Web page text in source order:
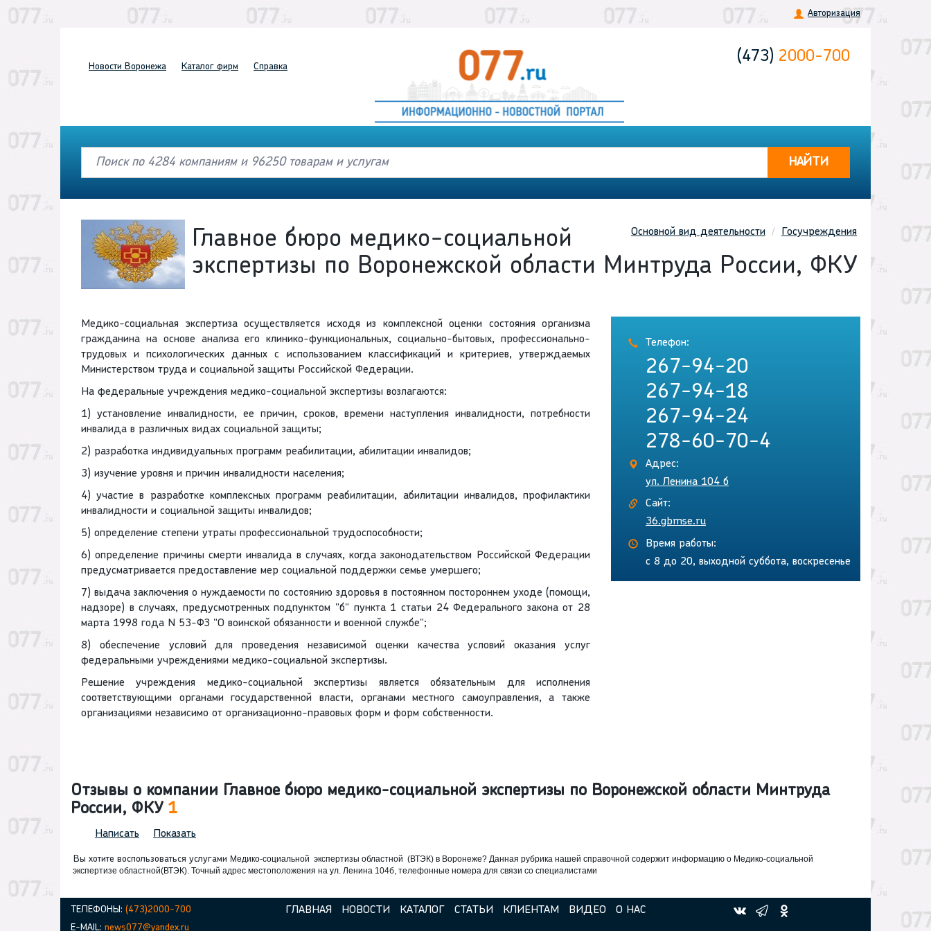
Авторизация
Новости Воронежа Каталог фирм Справка
(473) 2000-700
НАЙТИ
Основной вид деятельности Госучреждения
Главное бюро медико-социальной
экспертизы по Воронежской области Минтруда России, ФКУ
Медико-социальная экспертиза осуществляется исходя из комплексной оценки состояния организма
гражданина на основе анализа его клинико-функциональных, социально-бытовых, профессионально-
трудовых и психологических данных с использованием классификаций и критериев, утверждаемых
Министерством труда и социальной защиты Российской Федерации.
На федеральные учреждения медико-социальной экспертизы возлагаются:
1) установление инвалидности, ее причин, сроков, времени наступления инвалидности, потребности
инвалида в различных видах социальной защиты;
2) разработка индивидуальных программ реабилитации, абилитации инвалидов;
3) изучение уровня и причин инвалидности населения;
4) участие в разработке комплексных программ реабилитации, абилитации инвалидов, профилактики
инвалидности и социальной защиты инвалидов;
5) определение степени утраты профессиональной трудоспособности;
6) определение причины смерти инвалида в случаях, когда законодательством Российской Федерации
предусматривается предоставление мер социальной поддержки семье умершего;
7) выдача заключения о нуждаемости по состоянию здоровья в постоянном постороннем уходе (помощи,
надзоре) в случаях, предусмотренных подпунктом "б" пункта 1 статьи 24 Федерального закона от 28
марта 1998 года N 53-ФЗ "О воинской обязанности и военной службе";
8) обеспечение условий для проведения независимой оценки качества условий оказания услуг
федеральными учреждениями медико-социальной экспертизы.
Решение учреждения медико-социальной экспертизы является обязательным для исполнения
соответствующими органами государственной власти, органами местного самоуправления, а также
организациями независимо от организационно-правовых форм и форм собственности.
Телефон:
267-94-20
267-94-18
267-94-24
278-60-70-4
Адрес:
ул. Ленина 104 б
Сайт:
36.gbmse.ru
Время работы:
с 8 до 20, выходной суббота, воскресенье
Отзывы о компании Главное бюро медико-социальной экспертизы по Воронежской области Минтруда
России, ФКУ 1
Написать Показать
Вы хотите воспользоваться услугами Медико-социальной экспертизы областной (ВТЭК) в Воронеже? Данная рубрика нашей справочной содержит информацию о Медико-социальной
экспертизе областной(ВТЭК). Точный адрес местоположения на ул. Ленина 104б, телефонные номера для связи со специалистами
ТЕЛЕФОНЫ: (473)2000-700
E-MAIL: news077@yandex.ru
ГЛАВНАЯ НОВОСТИ КАТАЛОГ СТАТЬИ КЛИЕНТАМ ВИДЕО О НАС